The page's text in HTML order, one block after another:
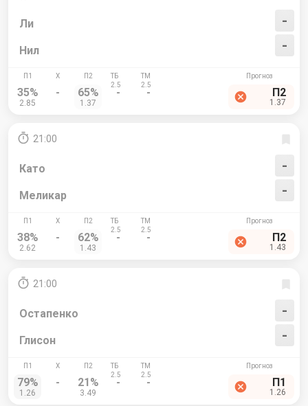
Ли
-
-
Нил
35%
2.85
- 65%
1.37
- - П2
1.37
21:00
Като
-
-
Меликар
38%
2.62
- 62%
1.43
- - П2
1.43
21:00
Остапенко
-
-
Глисон
79%
1.26
- 21%
3.49
- - П1
1.26